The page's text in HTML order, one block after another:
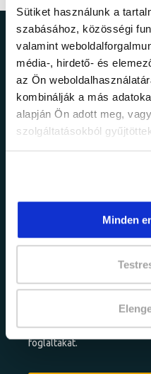
Sütiket használunk a
szabásához, közösségi
valamint
média-, hirdető- és
az Ön
kombinálják a más
alapján Ön adott meg,
szolgáltatásokból
Minden
Ne
legfrissebb híreinkről
foglaltakat.